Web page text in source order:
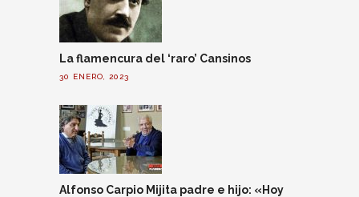
La flamencura del ‘raro’ Cansinos
30 ENERO, 2023
Alfonso Carpio Mijita padre e hijo: «Hoy